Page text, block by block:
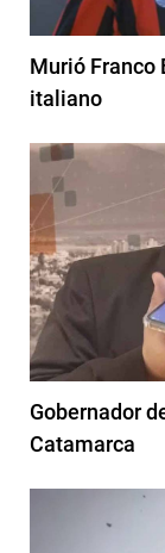
Murió Franco
italiano
Gobernador
Catamarca